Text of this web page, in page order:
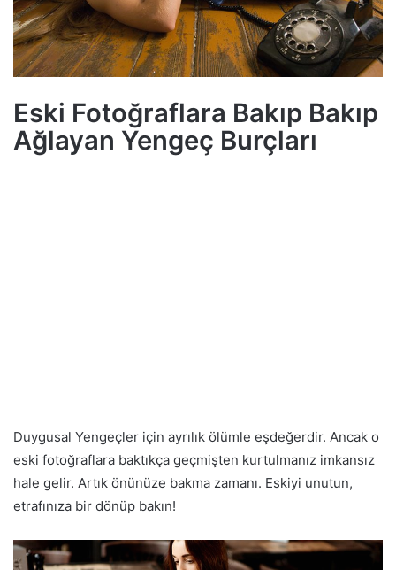
Eski Fotoğraflara Bakıp Bakıp
Ağlayan Yengeç Burçları
Duygusal Yengeçler için ayrılık ölümle eşdeğerdir. Ancak o
eski fotoğraflara baktıkça geçmişten kurtulmanız imkansız
hale gelir. Artık önünüze bakma zamanı. Eskiyi unutun,
etrafınıza bir dönüp bakın!